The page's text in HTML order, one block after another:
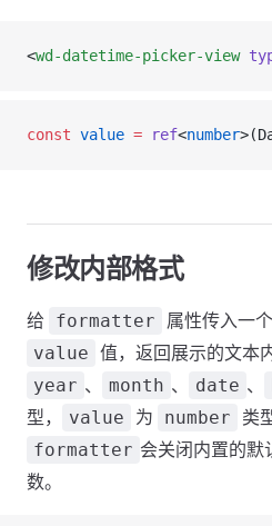
<wd-datetime-picker-view
const value = ref<number
修改内部格式
给 formatter 属性传入一
value 值，返回展示的文本
year 、 month 、 date 、
型，
value 为 number 类
formatter 会关闭内置的默
数。